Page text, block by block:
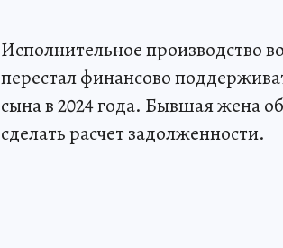
Исполнительное производство
перестал финансово
сына в 2024 года. Бывшая жена
сделать расчет задолженности.